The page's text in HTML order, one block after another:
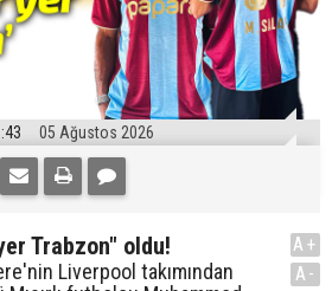
05 Ağustos 2026
Trabzon" oldu!
Liverpool takımından
A+
A-